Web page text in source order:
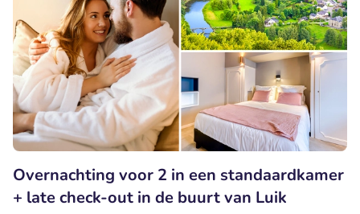
Overnachting voor 2 in een standaardkamer
+ late check-out in de buurt van Luik